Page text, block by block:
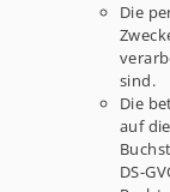
Die
sind.
Die
auf
DS-